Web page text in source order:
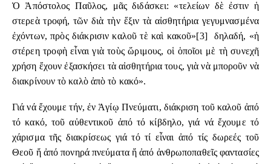
Ὁ Ἀπόστολος Παῦλος, μᾶς διδάσκει: «τελείων δὲ ἐστιν ἡ
στερεὰ τροφή, τῶν διὰ τὴν ἕξιν τὰ αἰσθητήρια γεγυμνασμένα
ἐχόντων, πρὸς διάκρισιν καλοῦ τὲ καὶ κακοῦ»[3]δηλαδή, «ἡ
στέρεη τροφὴ εἶναι γιὰ τοὺς ὥριμους, οἱ ὁποῖοι μὲ τὴ συνεχῆ
χρήση ἔχουν ἐξασκήσει τὰ αἰσθητήρια τους, γιὰ νὰ μποροῦν νὰ
διακρίνουν τὸ καλὸ ἀπὸ τὸ κακό».
Γιά νά ἔχουμε τήν, ἐν Ἁγίῳ Πνεύματι, διάκριση τοῦ καλοῦ ἀπό
τό κακό, τοῦ αὐθεντικοῦ ἀπό τό κίβδηλο, γιά νά ἔχουμε τό
χάρισμα τῆς διακρίσεως γιά τό τί εἶναι ἀπό τίς δωρεές τοῦ
Θεοῦ ἤ ἀπό πονηρά πνεύματα ἤ ἀπό ἀνθρωποπαθεῖς φαντασίες